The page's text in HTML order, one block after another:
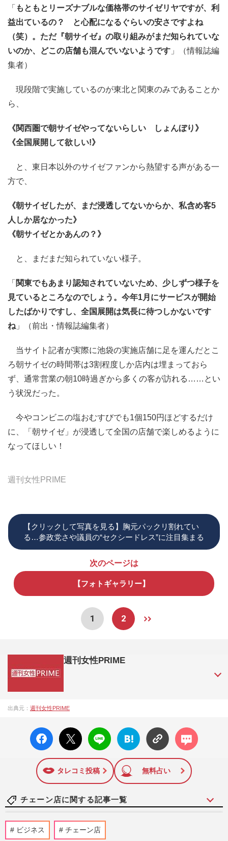
「 もともとリーズナブルな価格帯のサイゼリヤですが、利
益出ているの？ と心配になるぐらいの安さですよね
（笑）。ただ『朝サイゼ』の取り組みがまだ知られていな
いのか、どこの店舗も混んでいないようです 」（情報誌編
集者）
現段階で実施しているのが東北と関東のみであることか
ら、
《関西圏で朝サイゼやってないらしい しょんぼり》
《全国展開して欲しい!》
と、東日本以外のサイゼファンから熱望する声がある一
方で、
《朝サイゼしたが、まだ浸透してないからか、私含め客5
人しか居なかった》
《朝サイゼとかあんの？》
と、まだまだ知られていない様子。
「 関東でもあまり認知されていないため、少しずつ様子を
見ているところなのでしょう。今年1月にサービスが開始
したばかりですし、全国展開は気長に待つしかないです
ね 」（前出・情報誌編集者）
当サイト記者が実際に池袋の実施店舗に足を運んだとこ
ろ朝サイゼの時間帯は3割程度しか店内は埋まっておら
ず、通常営業の朝10時過ぎから多くの客が訪れる……とい
う状況だった。
今やコンビニの塩おむすびでも1個150円ほどするだけ
に、「朝サイゼ」が浸透して全国の店舗で楽しめるように
なってほしい！
週刊女性PRIME
【クリックして写真を見る】胸元パックリ割れてい
る…参政党さや議員の“セクシードレス”に注目集まる
次のページは
【フォトギャラリー】
1 2
週刊女性PRIME
成27年）1月に開設された主婦と生活社が運営する日本のニュ
陣の執筆記事を配信するほか、女性週刊誌『週刊女性』の誌
面に掲載された記事から、インターネット利用者層にとって
特に関心の高い題材の記事を、WEB向けにリライトして配信
しています！
出典元： 週刊女性PRIME
facebo
ok い
X ポス
ト
LINE
はてな
ブック
に追加
コメン
ト
タレコミ投稿 無料占い
チェーン店に関する記事一覧
『松のや』《ママ応援企画》を《夏休み企
画》に名称変更！真摯対応も「自分たちの
ビジネス チェーン店